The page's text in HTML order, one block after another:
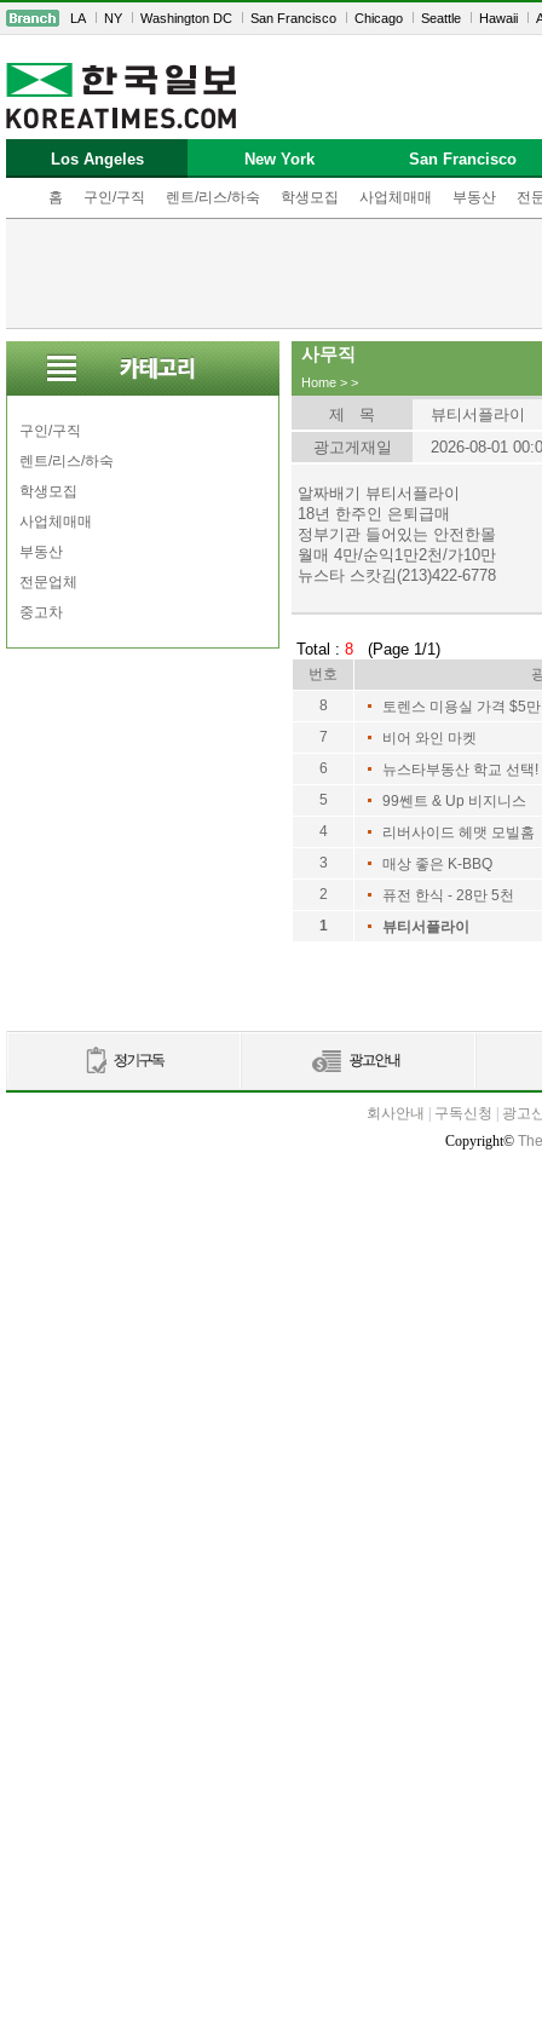
LA NY Washington DC San Francisco Chicago Seattle Hawaii
Los Angeles
홈 구인/구직 렌트/리스/하숙 학생모집 사업체매매 부동산 전
New York San Francisco
구인/구직
렌트/리스/하숙
학생모집
사업체매매
부동산
전문업체
중고차
사무직
Home > >
제 목
뷰티서플라이
광고게재일
2026-08-01
알짜배기 뷰티서플라이
18년 한주인 은퇴급매
정부기관 들어있는 안전한몰
월매 4만/순익1만2천/가10만
뉴스타 스캇김(213)422-6778
Total : 8 (Page 1/1)
번호
8
토렌스 미용실 가격 $5만
7
비어 와인 마켓
6
뉴스타부동산 학교 선택!
5
99쎈트 & Up 비지니스
4
리버사이드 헤맷 모빌홈
3
매상 좋은 K-BBQ
2
퓨전 한식 - 28만 5천
1
뷰티서플라이
회사안내 구독신청
광고
Copyright©